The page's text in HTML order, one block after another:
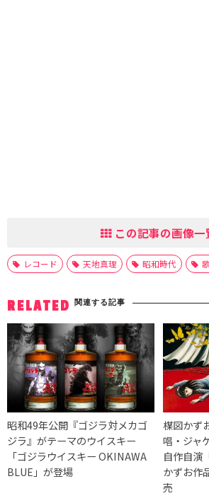
この記事の画像一
レコード 天地真理 昭和時代
RELATED 関連する記事
昭和49年公開『ゴジラ対メカゴ
ジラ』がテーマのウイスキー
「ゴジラウイスキー OKINAWA
BLUE」が登場
楳図かず
唱・ジャ
自作自演
かずお作
売